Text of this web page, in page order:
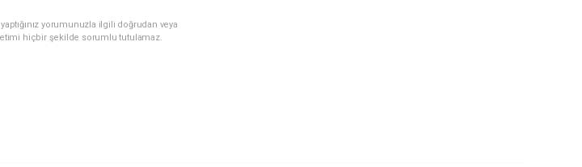
yorumunuzla ilgili doğrudan veya
hiçbir şekilde sorumlu tutulamaz.